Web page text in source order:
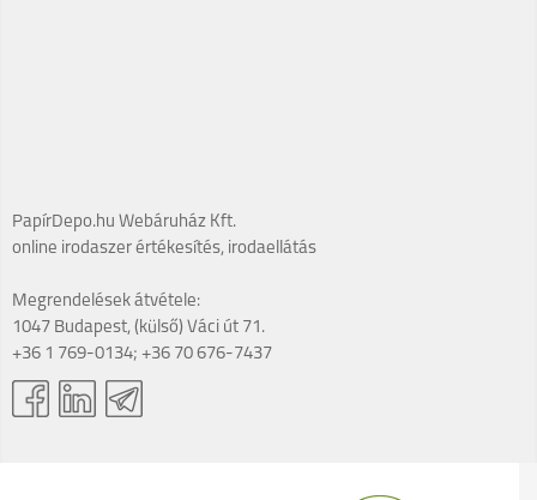
PapírDepo.hu Webáruház Kft.
online irodaszer értékesítés, irodaellátás
Megrendelések átvétele:
1047 Budapest, (külső) Váci út 71.
+36 1 769-0134; +36 70 676-7437